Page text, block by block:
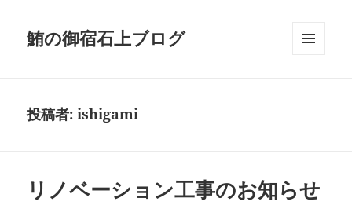
鮪の御宿石上ブログ
投稿者:ishigami
リノベーション工事のお知らせ